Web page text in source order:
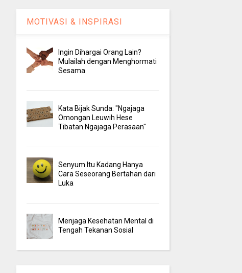
MOTIVASI & INSPIRASI
Ingin Dihargai Orang Lain?
Mulailah dengan Menghormati
Sesama
Kata Bijak Sunda: "Ngajaga
Omongan Leuwih Hese
Tibatan Ngajaga Perasaan"
Senyum Itu Kadang Hanya
Cara Seseorang Bertahan dari
Luka
Menjaga Kesehatan Mental di
Tengah Tekanan Sosial